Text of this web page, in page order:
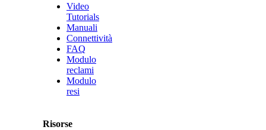
Video
Tutorials
Manuali
Connettività
FAQ
Modulo
reclami
Modulo
resi
Risorse